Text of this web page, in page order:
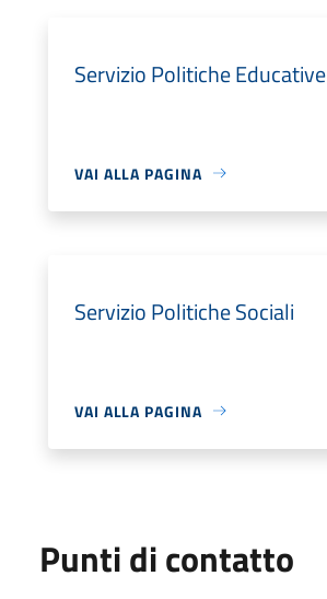
Servizio Politiche Educative
VAI ALLA PAGINA
Servizio Politiche Sociali
VAI ALLA PAGINA
Punti di contatto